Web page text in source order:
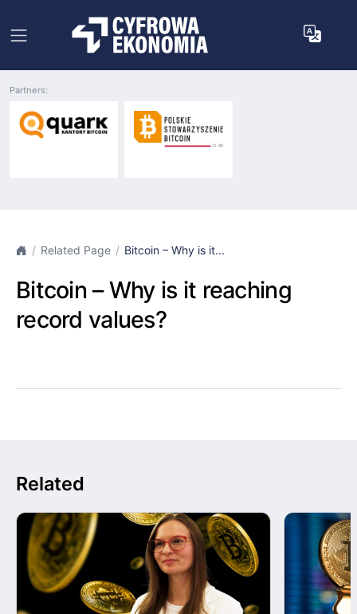
Partners:
Related Page Bitcoin – Why is it...
Bitcoin – Why is it reaching
record values?
Related